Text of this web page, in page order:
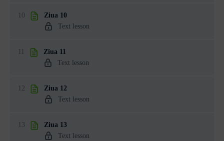
10
Ziua 10
Text lesson
Ziua 11
Text lesson
12
Ziua 12
Text lesson
13
Ziua 13
Text lesson